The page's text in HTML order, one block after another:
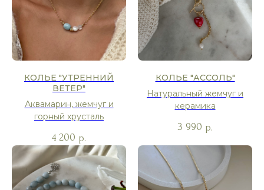
КОЛЬЕ "УТРЕННИЙ
ВЕТЕР"
Аквамарин, жемчуг и
горный хрусталь
4 200 р.
КОЛЬЕ "АССОЛЬ"
Натуральный жемчуг и
керамика
3 990 р.